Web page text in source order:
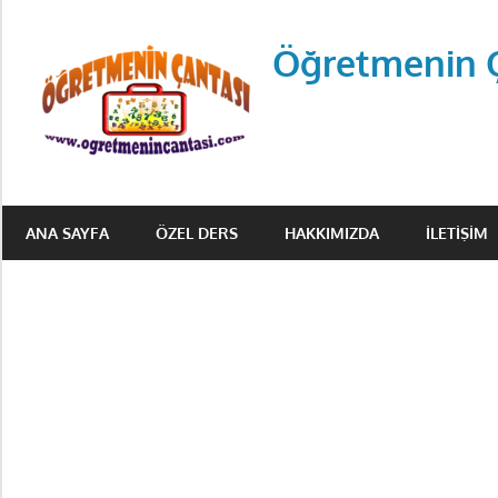
content
Öğretmenin
Halka
ANA SAYFA ÖZEL DERS HAKKIMIZDA İLETIŞIM